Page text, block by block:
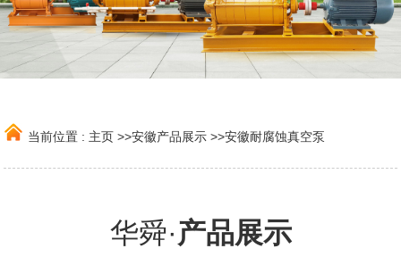
当前位置 : 主页 >>安徽产品展示 >>安徽耐腐蚀真空泵
华舜·产品展示